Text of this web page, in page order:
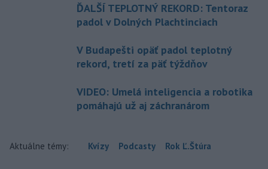
ĎALŠÍ TEPLOTNÝ REKORD: Tentoraz
padol v Dolných Plachtinciach
V Budapešti opäť padol teplotný
rekord, tretí za päť týždňov
VIDEO: Umelá inteligencia a robotika
pomáhajú už aj záchranárom
Aktuálne témy: Kvízy Podcasty Rok Ľ.Štúra